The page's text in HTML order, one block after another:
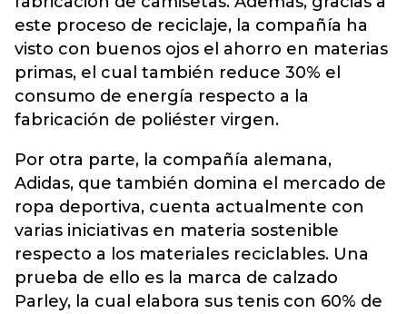
este proceso de reciclaje, la compañía ha
visto con buenos ojos el ahorro en materias
primas, el cual también reduce 30% el
consumo de energía respecto a la
fabricación de poliéster virgen.
Por otra parte, la compañía alemana,
Adidas, que también domina el mercado de
ropa deportiva, cuenta actualmente con
varias iniciativas en materia sostenible
respecto a los materiales reciclables. Una
prueba de ello es la marca de calzado
Parley, la cual elabora sus tenis con 60% de